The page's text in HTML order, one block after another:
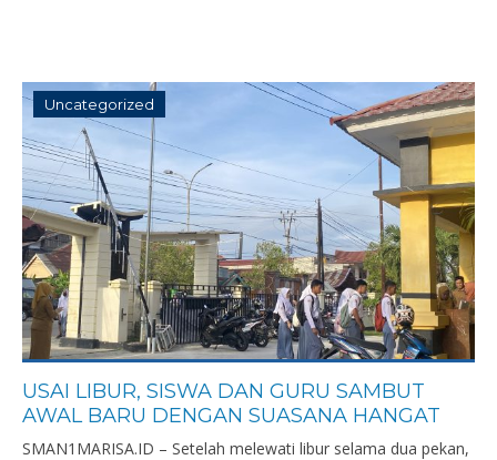
Uncategorized
USAI LIBUR, SISWA DAN GURU SAMBUT
AWAL BARU DENGAN SUASANA HANGAT
SMAN1MARISA.ID – Setelah melewati libur selama dua pekan,